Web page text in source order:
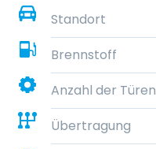
Standort
Brennstoff
Anzahl der Türen
Übertragung